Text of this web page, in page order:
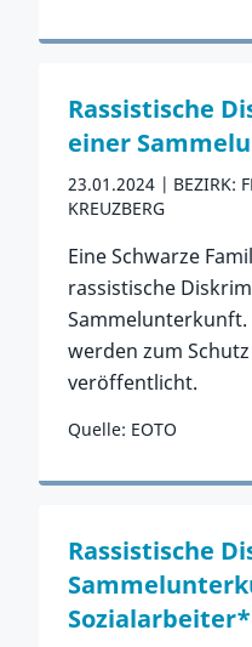
Zum Vorfall
Rassistische
einer
23.01.2024
BEZIRK:
KREUZBERG
Eine Schwarze
rassistische
werden zum
veröffentlicht.
Quelle: EOTO
Zum Vorfall
Rassistische